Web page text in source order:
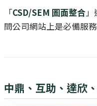
「CSD/SEM 圖面整合
問公司網站上是必備服務
中鼎、互助、達欣